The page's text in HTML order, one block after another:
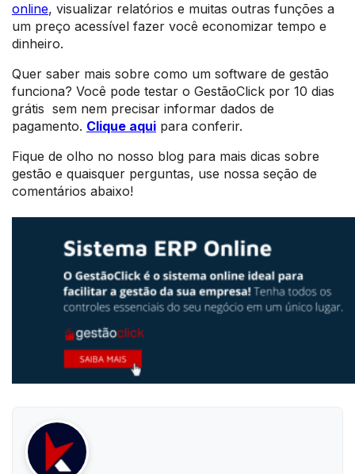
online, visualizar relatórios e muitas outras funções a
um preço acessível fazer você economizar tempo e
dinheiro.
Quer saber mais sobre como um software de gestão
funciona? Você pode testar o GestãoClick por 10 dias
grátis sem nem precisar informar dados de
pagamento. Clique aqui para conferir.
Fique de olho no nosso blog para mais dicas sobre
gestão e quaisquer perguntas, use nossa seção de
comentários abaixo!